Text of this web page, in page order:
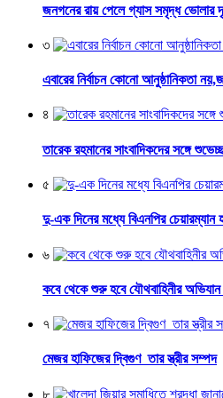
জনগনের রায় পেলে গ্যাস সমৃদ্ধ ভোলার
৩
এবারের নির্বাচন কোনো আনুষ্ঠানিকতা
৪
তারেক রহমানের সাংবাদিকদের সঙ্গে
৫
দু-এক দিনের মধ্যে বিএনপির চেয়ারম্যান
৬
কবে থেকে শুরু হবে যৌথবাহিনীর
৭
মেজর হাফিজের দ্বিগুণ তার স্ত্রীর সম্পদ
৮